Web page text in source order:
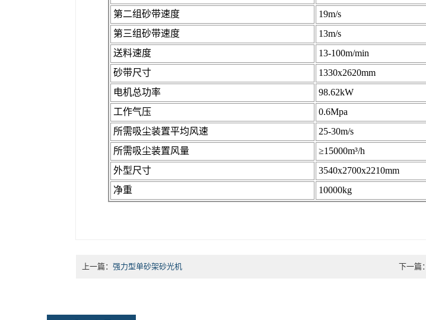
第二组砂带速度
19m/s
第三组砂带速度
13m/s
送料速度
13-100m/min
砂带尺寸
1330x2620mm
电机总功率
98.62kW
工作气压
0.6Mpa
所需吸尘装置平均风速
25-30m/s
所需吸尘装置风量
≥15000m³/h
外型尺寸
3540x2700x2210mm
净重
10000kg
上一篇：强力型单砂架砂光机 下一篇：